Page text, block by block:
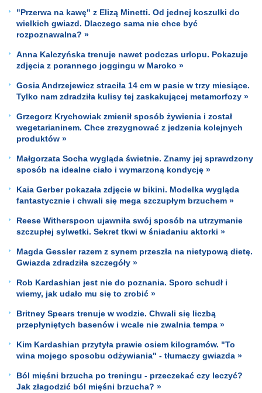
"Przerwa na kawę" z Elizą Minetti. Od jednej koszulki do
wielkich gwiazd. Dlaczego sama nie chce być
rozpoznawalna? »
Anna Kalczyńska trenuje nawet podczas urlopu. Pokazuje
zdjęcia z porannego joggingu w Maroko »
Gosia Andrzejewicz straciła 14 cm w pasie w trzy miesiące.
Tylko nam zdradziła kulisy tej zaskakującej metamorfozy »
Grzegorz Krychowiak zmienił sposób żywienia i został
wegetarianinem. Chce zrezygnować z jedzenia kolejnych
produktów »
Małgorzata Socha wygląda świetnie. Znamy jej sprawdzony
sposób na idealne ciało i wymarzoną kondycję »
Kaia Gerber pokazała zdjęcie w bikini. Modelka wygląda
fantastycznie i chwali się mega szczupłym brzuchem »
Reese Witherspoon ujawniła swój sposób na utrzymanie
szczupłej sylwetki. Sekret tkwi w śniadaniu aktorki »
Magda Gessler razem z synem przeszła na nietypową dietę.
Gwiazda zdradziła szczegóły »
Rob Kardashian jest nie do poznania. Sporo schudł i
wiemy, jak udało mu się to zrobić »
Britney Spears trenuje w wodzie. Chwali się liczbą
przepłyniętych basenów i wcale nie zwalnia tempa »
Kim Kardashian przytyła prawie osiem kilogramów. "To
wina mojego sposobu odżywiania" - tłumaczy gwiazda »
Ból mięśni brzucha po treningu - przeczekać czy leczyć?
Jak złagodzić ból mięśni brzucha? »